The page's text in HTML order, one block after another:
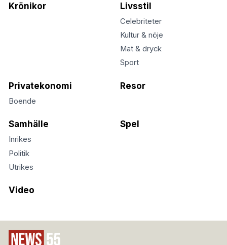
Krönikor Livsstil
Celebriteter
Kultur & nöje
Mat & dryck
Sport
Privatekonomi
Boende
Resor
Samhälle
Inrikes
Politik
Utrikes
Spel
Video